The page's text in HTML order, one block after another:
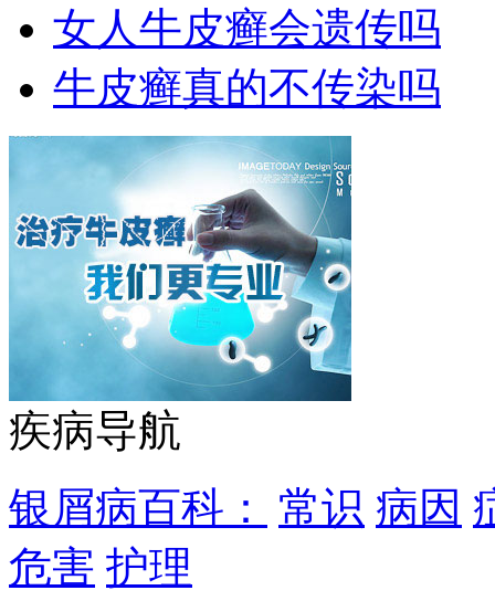
女人牛皮癣会遗传吗
牛皮癣真的不传染吗
疾病导航
银屑病百科：
常识 病因
危害 护理